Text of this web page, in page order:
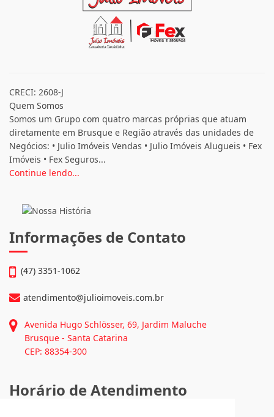
CRECI: 2608-J
Quem Somos
Somos um Grupo com quatro marcas próprias que atuam
diretamente em Brusque e Região através das unidades de
Negócios: • Julio Imóveis Vendas • Julio Imóveis Alugueis • Fex
Imóveis • Fex Seguros...
Continue lendo...
Informações de Contato
(47) 3351-1062
atendimento@julioimoveis.com.br
Avenida Hugo Schlösser, 69, Jardim Maluche
Brusque - Santa Catarina
CEP: 88354-300
Horário de Atendimento